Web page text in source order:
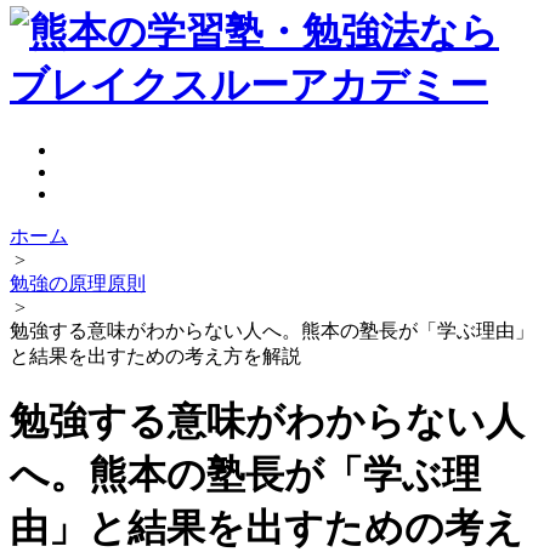
ホーム
>
勉強の原理原則
>
勉強する意味がわからない人へ。熊本の塾長が「学ぶ理由」
と結果を出すための考え方を解説
勉強する意味がわからない人
へ。熊本の塾長が「学ぶ理
由」と結果を出すための考え